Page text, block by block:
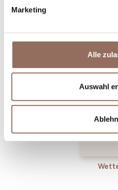
Marketing
Alle
Auswahl
Incoming-